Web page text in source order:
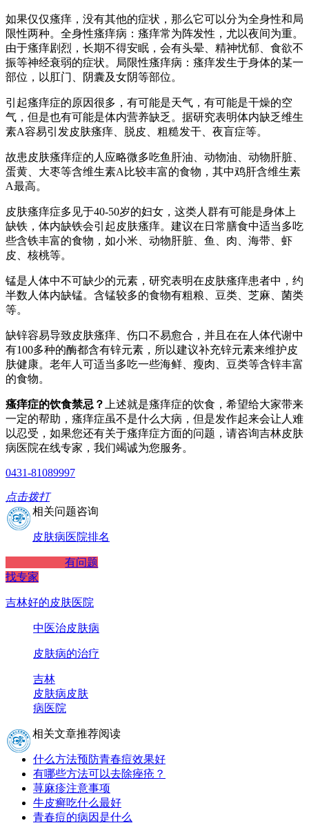
如果仅仅瘙痒，没有其他的症状，那么它可以分为全身性和局
限性两种。全身性瘙痒病：瘙痒常为阵发性，尤以夜间为重。
由于瘙痒剧烈，长期不得安眠，会有头晕、精神忧郁、食欲不
振等神经衰弱的症状。局限性瘙痒病：瘙痒发生于身体的某一
部位，以肛门、阴囊及女阴等部位。
引起瘙痒症的原因很多，有可能是天气，有可能是干燥的空
气，但是也有可能是体内营养缺乏。据研究表明体内缺乏维生
素A容易引发皮肤瘙痒、脱皮、粗糙发干、夜盲症等。
故患皮肤瘙痒症的人应略微多吃鱼肝油、动物油、动物肝脏、
蛋黄、大枣等含维生素A比较丰富的食物，其中鸡肝含维生素
A最高。
皮肤瘙痒症多见于40-50岁的妇女，这类人群有可能是身体上
缺铁，体内缺铁会引起皮肤瘙痒。建议在日常膳食中适当多吃
些含铁丰富的食物，如小米、动物肝脏、鱼、肉、海带、虾
皮、核桃等。
锰是人体中不可缺少的元素，研究表明在皮肤瘙痒患者中，约
半数人体内缺锰。含锰较多的食物有粗粮、豆类、芝麻、菌类
等。
缺锌容易导致皮肤瘙痒、伤口不易愈合，并且在在人体代谢中
有100多种的酶都含有锌元素，所以建议补充锌元素来维护皮
肤健康。老年人可适当多吃一些海鲜、瘦肉、豆类等含锌丰富
的食物。
瘙痒症的饮食禁忌？
上述就是瘙痒症的饮食，希望给大家带来
一定的帮助，瘙痒症虽不是什么大病，但是发作起来会让人难
以忍受，如果您还有关于瘙痒症方面的问题，请咨询吉林皮肤
病医院在线专家，我们竭诚为您服务。
0431-81089997
点击拨打
相关问题咨询
皮肤病医院排名
有问题
找专家
吉林好的皮肤医院
中医治皮肤病
皮肤病的治疗
吉林
皮肤病皮肤
病医院
相关文章推荐阅读
什么方法预防青春痘效果好
有哪些方法可以去除痤疮？
荨麻疹注意事项
牛皮癣吃什么最好
青春痘的病因是什么